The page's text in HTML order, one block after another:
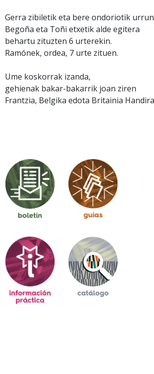
Gerra zibiletik eta bere ondoriotik
Begoña eta Toñi etxetik alde egitera
behartu zituzten 6 urterekin.
Ramónek, ordea, 7 urte zituen.
Ume koskorrak izanda,
gehienak bakar-bakarrik joan ziren
Frantzia, Belgika edota Britainia